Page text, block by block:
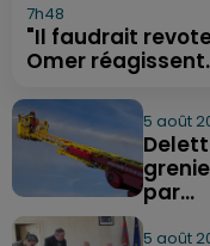
7h48
"Il faudrait
Omer
5 août
par...
5 août